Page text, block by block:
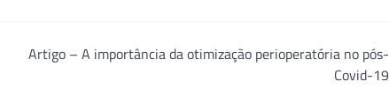
Artigo – A importância da otimização perioperatória no pós-
Covid-19